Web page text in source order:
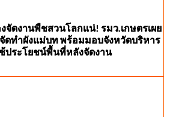
จัดงานพืชสวนโลกแน่! รมว.เกษตรเผย
ดทำผังแม่บท พร้อมมอบจังหวัดบริหาร
ประโยชน์พื้นที่หลังจัดงาน